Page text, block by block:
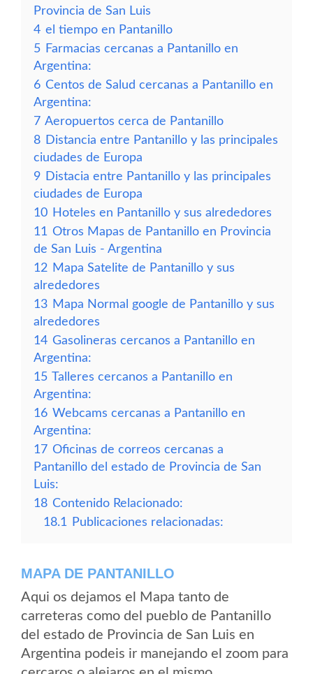
Provincia de San Luis
4 el tiempo en Pantanillo
5 Farmacias cercanas a Pantanillo en
Argentina:
6 Centos de Salud cercanas a Pantanillo en
Argentina:
7 Aeropuertos cerca de Pantanillo
8 Distancia entre Pantanillo y las principales
ciudades de Europa
9 Distacia entre Pantanillo y las principales
ciudades de Europa
10 Hoteles en Pantanillo y sus alrededores
11 Otros Mapas de Pantanillo en Provincia
de San Luis - Argentina
12 Mapa Satelite de Pantanillo y sus
alrededores
13 Mapa Normal google de Pantanillo y sus
alrededores
14 Gasolineras cercanos a Pantanillo en
Argentina:
15 Talleres cercanos a Pantanillo en
Argentina:
16 Webcams cercanas a Pantanillo en
Argentina:
17 Oficinas de correos cercanas a
Pantanillo del estado de Provincia de San
Luis:
18 Contenido Relacionado:
18.1
Publicaciones relacionadas:
MAPA DE PANTANILLO
Aqui os dejamos el Mapa tanto de
carreteras como del pueblo de Pantanillo
del estado de Provincia de San Luis en
Argentina podeis ir manejando el zoom para